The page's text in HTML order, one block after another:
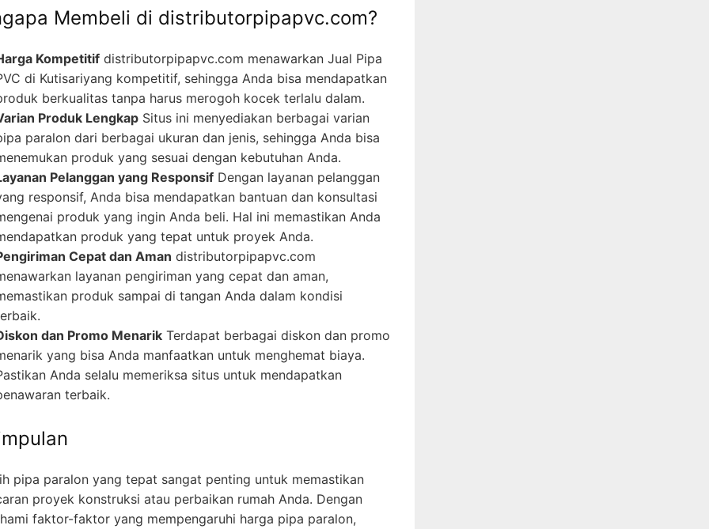
Membeli di distributorpipapvc.com?
Kompetitif distributorpipapvc.com menawarkan Jual Pipa
di Kutisariyang kompetitif, sehingga Anda bisa mendapatkan
berkualitas tanpa harus merogoh kocek terlalu dalam.
Produk Lengkap Situs ini menyediakan berbagai varian
paralon dari berbagai ukuran dan jenis, sehingga Anda bisa
produk yang sesuai dengan kebutuhan Anda.
Pelanggan yang Responsif Dengan layanan pelanggan
responsif, Anda bisa mendapatkan bantuan dan konsultasi
produk yang ingin Anda beli. Hal ini memastikan Anda
produk yang tepat untuk proyek Anda.
Cepat dan Aman distributorpipapvc.com
layanan pengiriman yang cepat dan aman,
produk sampai di tangan Anda dalam kondisi
dan Promo Menarik Terdapat berbagai diskon dan promo
yang bisa Anda manfaatkan untuk menghemat biaya.
Anda selalu memeriksa situs untuk mendapatkan
terbaik.
pipa paralon yang tepat sangat penting untuk memastikan
proyek konstruksi atau perbaikan rumah Anda. Dengan
faktor-faktor yang mempengaruhi harga pipa paralon,